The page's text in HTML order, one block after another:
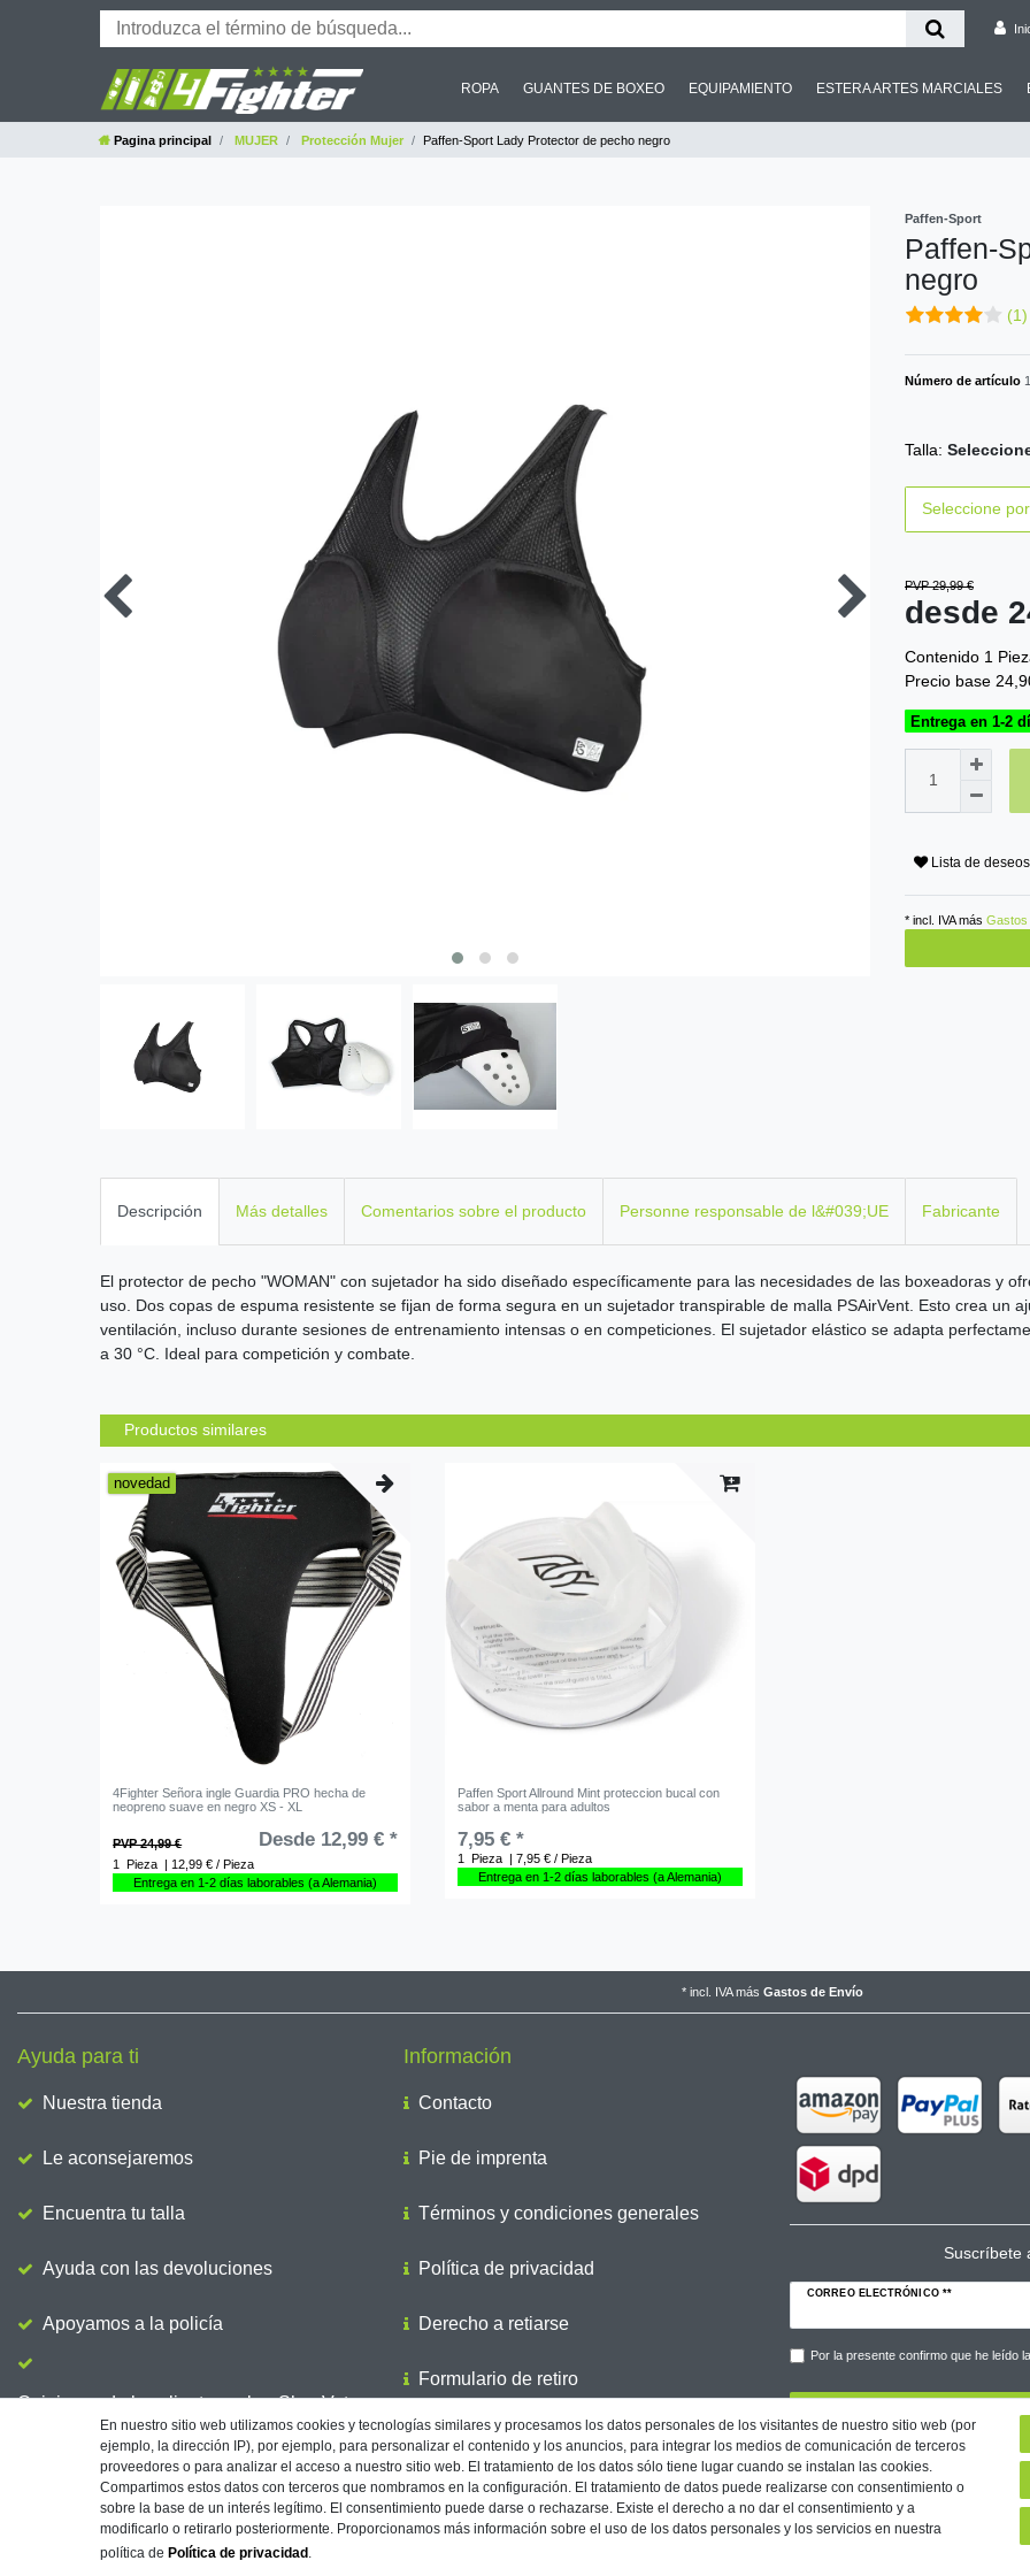
ROPA GUANTES DE BOXEO EQUIPAMIENTO ESTERA ARTES MARCIALES
Pagina principal MUJER Protección Mujer Paffen-Sport Lady Protector de pecho negro
Paffen-Sport
Paffen-
negro
(1)
Número de artículo
Talla:
Seleccione
PVP 29,99 €
desde
Contenido 1
Precio base
Entrega en 1-2
Lista de deseos
* incl. IVA más Gastos
Descripción Más detalles Comentarios sobre el producto Personne responsable de l&#039;UE Fabricante
El protector de pecho "WOMAN" con sujetador ha sido diseñado específicamente para las necesidades de las boxeadoras y
uso. Dos copas de espuma resistente se fijan de forma segura en un sujetador transpirable de malla PSAirVent. Esto crea un
ventilación, incluso durante sesiones de entrenamiento intensas o en competiciones. El sujetador elástico se adapta
a 30 °C. Ideal para competición y combate.
Productos similares
novedad
4Fighter Señora ingle Guardia PRO hecha de
neopreno suave en negro XS - XL
PVP 24,99 € Desde 12,99 € *
1 Pieza | 12,99 € / Pieza
Entrega en 1-2 días laborables (a Alemania)
Paffen Sport Allround Mint proteccion bucal con
sabor a menta para adultos
7,95 € *
1 Pieza | 7,95 € / Pieza
Entrega en 1-2 días laborables (a Alemania)
* incl. IVAmás Gastos de Envío
Ayuda para ti
Nuestra tienda
Le aconsejaremos
Encuentra tu talla
Ayuda con las devoluciones
Apoyamos a la policía
Opiniones de los clientes sobre ShopVote
Información
Contacto
Pie de imprenta
Términos y condiciones generales
Política de privacidad
Derecho a retiarse
Formulario de retiro
Envio
Suscríbete
CORREO ELECTRÓNICO **
Por la presente confirmo que he leído
Imprenta
En nuestro sitio web utilizamos cookies y tecnologías similares y procesamos los datos personales de los visitantes de nuestro sitio web (por
ejemplo, la dirección IP), por ejemplo, para personalizar el contenido y los anuncios, para integrar los medios de comunicación de terceros
proveedores o para analizar el acceso a nuestro sitio web. El tratamiento de los datos sólo tiene lugar cuando se instalan las cookies.
Compartimos estos datos con terceros que nombramos en la configuración. El tratamiento de datos puede realizarse con consentimiento o
sobre la base de un interés legítimo. El consentimiento puede darse o rechazarse. Existe el derecho a no dar el consentimiento y a
modificarlo o retirarlo posteriormente. Proporcionamos más información sobre el uso de los datos personales y los servicios en nuestra
política de Política de privacidad .